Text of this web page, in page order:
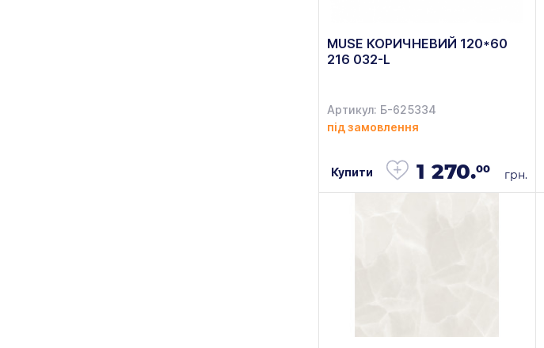
MUSE КОРИЧНЕВИЙ 120*60
216 032-L
Артикул: Б-625334
під замовлення
Купити 1 270.00 грн.